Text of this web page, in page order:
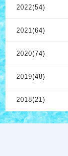
2022(54)
2021(64)
2020(74)
2019(48)
2018(21)